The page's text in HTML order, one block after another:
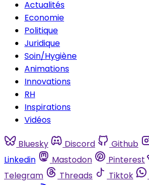
Actualités
Economie
Politique
Juridique
Soin/Hygiène
Animations
Innovations
RH
Inspirations
Vidéos
Bluesky Discord Github
Linkedin
Mastodon Pinterest
Telegram
Threads Tiktok